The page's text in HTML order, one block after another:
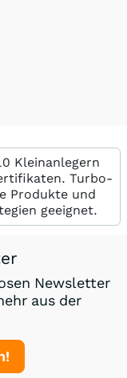
Kleinanlegern
Turbo-
Produkte und
geeignet.
Newsletter
aus der